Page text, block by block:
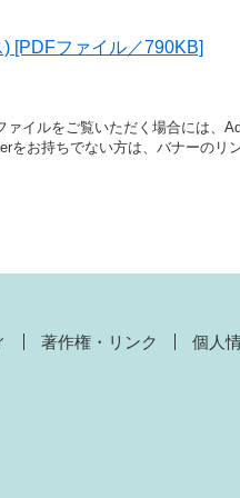
[PDFファイル／790KB]
ァイルをご覧いただく場合には、
をお持ちでない方は、バナーのリ
著作権・リンク 個人